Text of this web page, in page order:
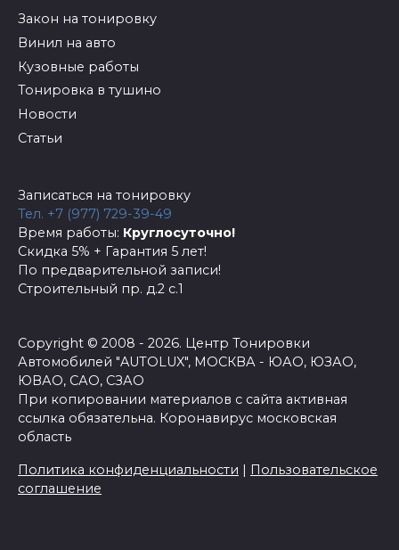
Закон на тонировку
Винил на авто
Кузовные работы
Тонировка в тушино
Новости
Статьи
Записаться на тонировку
Тел. +7 (977) 729-39-49
Время работы: Круглосуточно!
Скидка 5% + Гарантия 5 лет!
По предварительной записи!
Строительный пр. д.2 с.1
Copyright © 2008 - 2026. Центр Тонировки
Автомобилей "AUTOLUX", МОСКВА - ЮАО, ЮЗАО,
ЮВАО, САО, СЗАО
При копировании материалов с сайта активная
ссылка обязательна. Коронавирус московская
область
Политика конфиденциальности | Пользовательское
соглашение